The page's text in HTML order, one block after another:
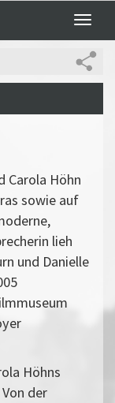
Toggle
Carola Höhn
sowie auf
lieh
und Danielle
Höhns
der